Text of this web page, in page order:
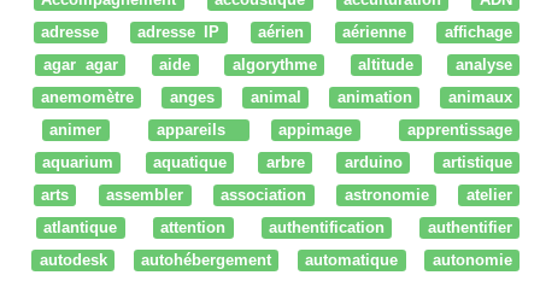
adresse
adresse IP aérien aérienne
affichage
agar agar
aide algorythme altitude
analyse
anemomètre
anges animal animation
animaux
animer
appareils appimage
apprentissage
aquarium
aquatique arbre arduino
artistique
arts
assembler association astronomie
atelier
atlantique
attention authentification
authentifier
autodesk
autohébergement automatique
autonomie